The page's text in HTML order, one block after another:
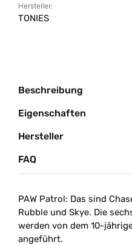
Hersteller:
TONIES
Beschreibung
Eigenschaften
Hersteller
FAQ
PAW Patrol: Das sind
Rubble und Skye. Die
werden von dem 10-
angeführt.